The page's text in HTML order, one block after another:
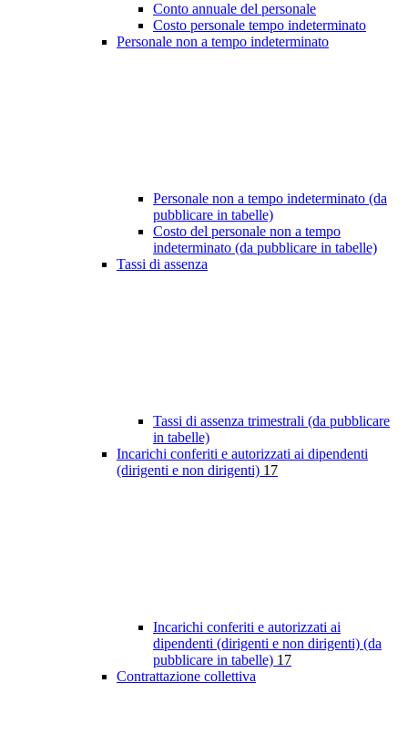
Conto annuale del personale
Costo personale tempo indeterminato
Personale non a tempo indeterminato
Personale non a tempo indeterminato (da
pubblicare in tabelle)
Costo del personale non a tempo
indeterminato (da pubblicare in tabelle)
Tassi di assenza
Tassi di assenza trimestrali (da pubblicare
in tabelle)
Incarichi conferiti e autorizzati ai dipendenti
(dirigenti e non dirigenti) 17
Incarichi conferiti e autorizzati ai
dipendenti (dirigenti e non dirigenti) (da
pubblicare in tabelle) 17
Contrattazione collettiva